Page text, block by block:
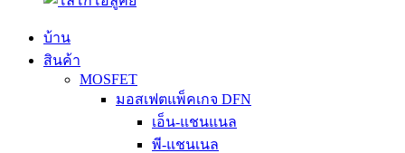
บ้าน
สินค้า
MOSFET
มอสเฟตแพ็คเกจ DFN
เอ็น-แชนแนล
พี-แชนเนล